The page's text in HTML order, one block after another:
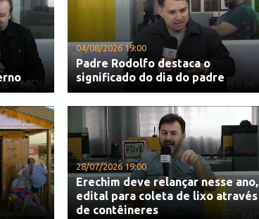
04/08/2026 19:00
Padre Rodolfo destaca o
significado do dia do padre
28/07/2026 19:00
Erechim deve relançar nesse ano,
edital para coleta de lixo através
de contêineres